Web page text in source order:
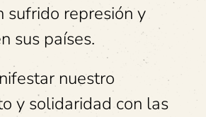
sufrido represión y
sus países.
nuestro
y solidaridad con las